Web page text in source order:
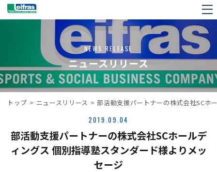
NEWS RELEASE
ニュースリリース
トップ > ニュースリリース > 部活動支援パートナーの株式会社SCホ
2019.09.04
部活動支援パートナーの株式会社SCホールデ
ィングス 個別指導塾スタンダード様よりメッ
セージ